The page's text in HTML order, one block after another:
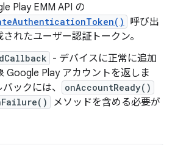
Play EMM API の
呼び出
れたユーザー認証トークン。
- デバイスに正常に追加
Google Play アカウントを返しま
ックには、
onAccountReady()
メソッドを含める必要が